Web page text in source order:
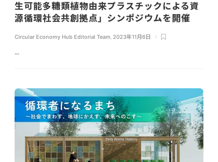
生可能多糖類植物由来プラスチックによる資
源循環社会共創拠点」シンポジウムを開催
Circular Economy Hub Editorial Team 2023年11月6日
...